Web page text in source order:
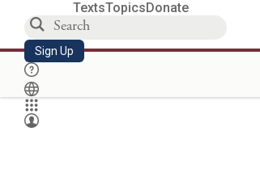
TextsTopicsDonate
Sign Up